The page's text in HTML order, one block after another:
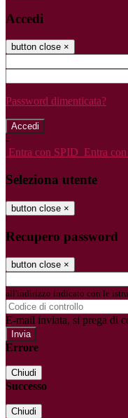
Accedi
button close ×
Password dimenticata?
-
Entra con SPID Entra
Seleziona utente
button close ×
Recupero password
button close ×
all'indirizzo indicato con le
E-mail inviata, si prega di
Errore
Chiudi
Successo
Chiudi